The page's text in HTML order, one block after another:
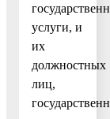
услуги, и
их
должностных
лиц,